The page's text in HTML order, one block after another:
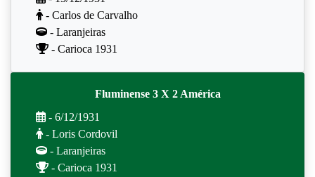
- Carlos de Carvalho
- Laranjeiras
- Carioca 1931
Fluminense 3 X 2 América
- 6/12/1931
- Loris Cordovil
- Laranjeiras
- Carioca 1931